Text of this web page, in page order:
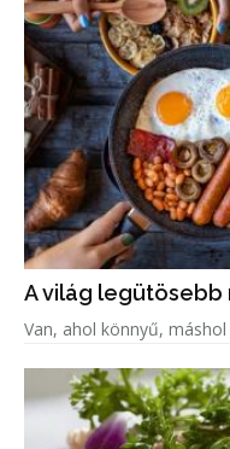
A világ legütösebb
Van, ahol könnyű,